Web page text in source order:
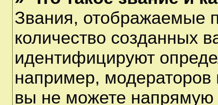
Звания, отображаемые
количество созданных
идентифицируют
например,
вы не можете напрямую